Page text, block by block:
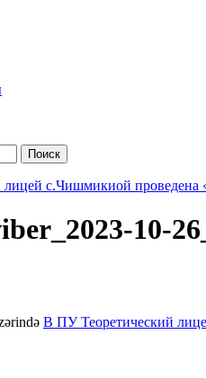
Поиск
с.Чишмикиой проведена
10-
В ПУ Теоретический